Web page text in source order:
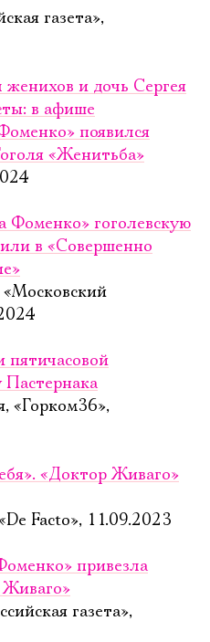
газета»,
и дочь Сергея
в афише
появился
«Женитьба»
Фоменко» гоголевскую
в «Совершенно
«Московский
пятичасовой
Пастернака
«Горком36»,
«Доктор Живаго»
Facto», 11.09.2023
привезла
газета»,